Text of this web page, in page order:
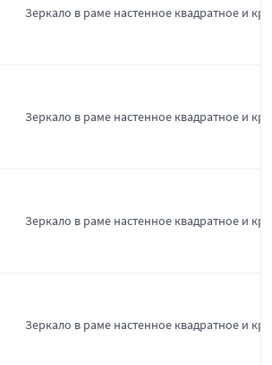
Зеркало в раме настенное квадратное и
Зеркало в раме настенное квадратное и
Зеркало в раме настенное квадратное и
Зеркало в раме настенное квадратное и